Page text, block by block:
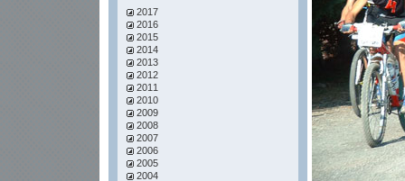
2017
2016
2015
2014
2013
2012
2011
2010
2009
2008
2007
2006
2005
2004